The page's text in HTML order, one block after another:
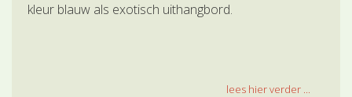
kleur blauw als exotisch uithangbord.
lees hier verder ...